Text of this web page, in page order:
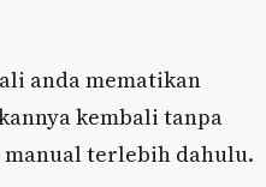
anda mematikan
kembali tanpa
manual terlebih dahulu.